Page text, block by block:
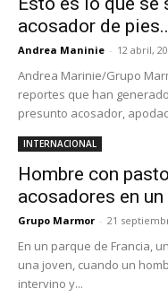
acosador de
Andrea Maninie - 12 abril,
Andrea Marinie/Grupo
reportes que han
presunto acosador,
INTERNACIONAL
Hombre con
acosadores en un
Grupo Marmor - 21
En un parque de Francia,
una joven, cuando un
intervino y...